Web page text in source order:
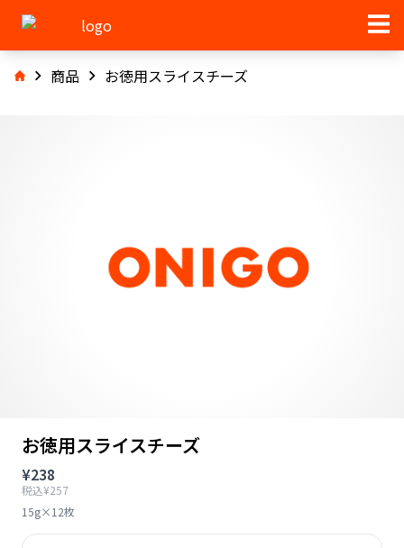
商品 お徳用スライスチーズ
お徳用スライスチーズ
¥238
税込¥257
15g×12枚